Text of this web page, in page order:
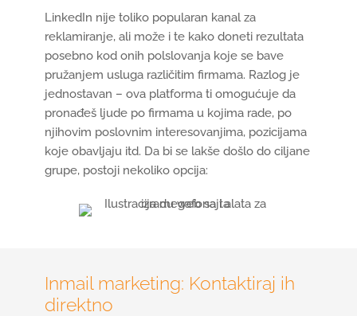
LinkedIn nije toliko popularan kanal za
reklamiranje, ali može i te kako doneti rezultata
posebno kod onih polslovanja koje se bave
pružanjem usluga različitim firmama. Razlog je
jednostavan – ova platforma ti omogućuje da
pronađeš ljude po firmama u kojima rade, po
njihovim poslovnim interesovanjima, pozicijama
koje obavljaju itd. Da bi se lakše došlo do ciljane
grupe, postoji nekoliko opcija:
Inmail marketing: Kontaktiraj ih
direktno